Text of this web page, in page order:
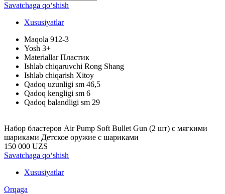
Savatchaga qo‘shish
Xususiyatlar
Maqola 912-3
Yosh 3+
MateriallarПластик
Ishlab chiqaruvchi Rong Shang
Ishlab chiqarish Xitoy
Qadoq uzunligi sm 46,5
Qadoq kengligi sm 6
Qadoq balandligi sm 29
Набор бластеров Air Pump Soft Bullet Gun (2 шт) с мягкими
шариками Детское оружие с шариками
150 000 UZS
Savatchaga qo‘shish
Xususiyatlar
Orqaga